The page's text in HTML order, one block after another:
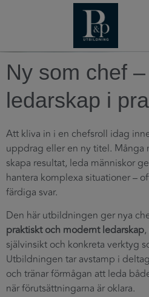
Ny som chef
ledarskap i
Att kliva in i en chefsroll idag
uppdrag eller en ny titel. Många
skapa resultat, leda människor
hantera komplexa situationer –
färdiga svar.
Den här utbildningen ger nya
praktiskt och modernt ledarskap
självinsikt och konkreta verktyg
Utbildningen tar avstamp i
och tränar förmågan att leda
när förutsättningarna är oklara.